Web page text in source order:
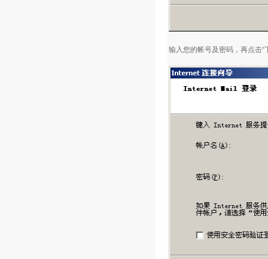
输入您的帐号及密码，再点击“